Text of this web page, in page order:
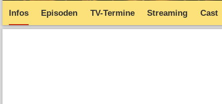
Infos Episoden TV-Termine Streaming Cast